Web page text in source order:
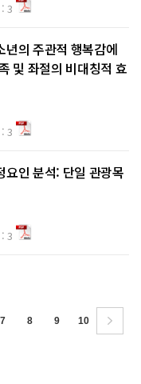
3
년의 주관적 행복감에
및 좌절의 비대칭적 효
3
요인 분석: 단일 관광목
3
7 8 9 10